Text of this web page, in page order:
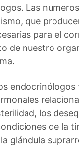
Las
que
para el
de nuestro
endocrinólogos
los
de la
glándula